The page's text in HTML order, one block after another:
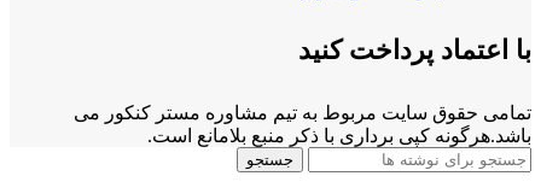
با اعتماد پرداخت کنید
تمامی حقوق سایت مربوط به تیم مشاوره مستر کنکور می
باشد.هرگونه کپی برداری با ذکر منبع بلامانع است.
جستجو